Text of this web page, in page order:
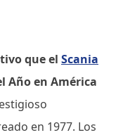
que el Scania
Año en América
en 1977. Los